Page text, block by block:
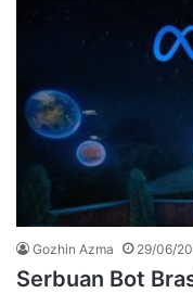
Gozhin Azma 29/06/
Serbuan Bot